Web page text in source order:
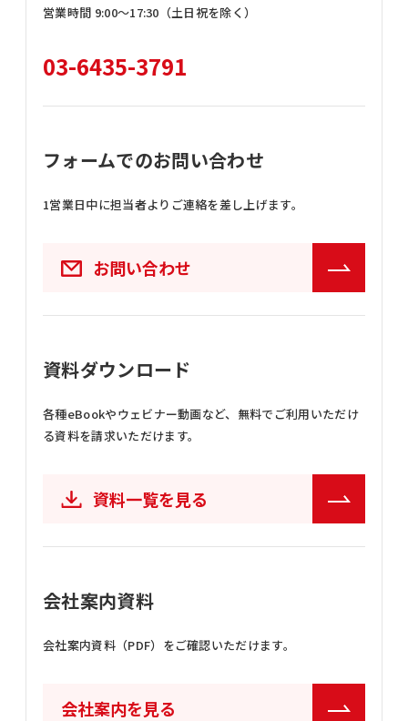
営業時間 9:00〜17:30（土日祝を除く）
03-6435-3791
フォームでのお問い合わせ
1営業日中に担当者よりご連絡を差し上げます。
お問い合わせ
資料ダウンロード
各種eBookやウェビナー動画など、 無料でご利用いただけ
る資料を請求いただけます。
資料一覧を見る
会社案内資料
会社案内資料（PDF）をご確認いただけます。
会社案内を見る